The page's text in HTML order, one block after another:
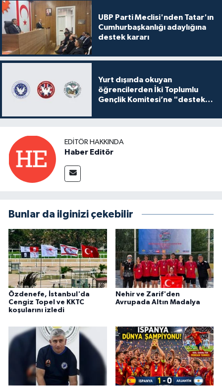
UBP Parti Meclisi'nden Tatar'ın
Cumhurbaşkanlığı adaylığına
destek kararı
Yurt dışında okuyan
öğrencilerden İki Toplumlu
Gençlik Komitesi’ne "destek
EDITÖR HAKKINDA
Haber Editör
Bunlar da ilginizi çekebilir
Özdenefe, İstanbul'da
Cengiz Topel ve KKTC
koşularını izledi
Nehir ve Zarif'den
Avrupada Altın Madalya